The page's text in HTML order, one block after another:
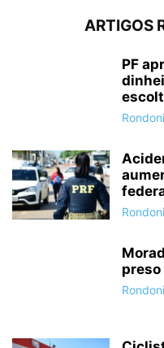
ARTIGOS
PF
preso